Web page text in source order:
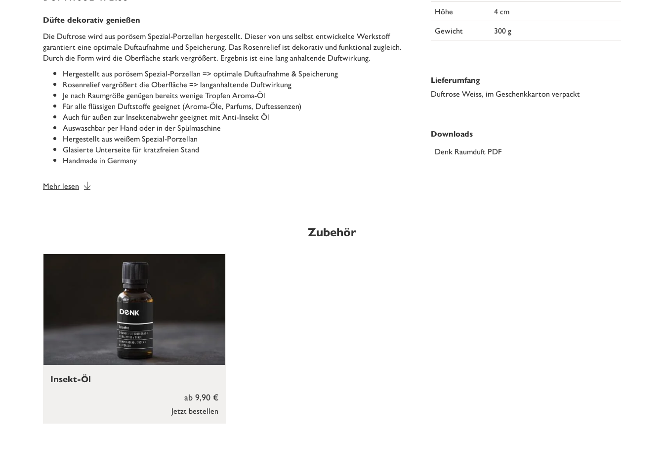
Düfte dekorativ genießen
Die Duftrose wird aus porösem Spezial-Porzellan hergestellt. Dieser von uns selbst entwickelte Werkstoff
garantiert eine optimale Duftaufnahme und Speicherung. Das Rosenrelief ist dekorativ und funktional zugleich.
Durch die Form wird die Oberfläche stark vergrößert. Ergebnis ist eine lang anhaltende Duftwirkung.
Hergestellt aus porösem Spezial-Porzellan => optimale Duftaufnahme & Speicherung
Rosenrelief vergrößert die Oberfläche => langanhaltende Duftwirkung
Je nach Raumgröße genügen bereits wenige Tropfen Aroma-Öl
Für alle flüssigen Duftstoffe geeignet (Aroma-Öle, Parfums, Duftessenzen)
Auch für außen zur Insektenabwehr geeignet mit Anti-Insekt Öl
Auswaschbar per Hand oder in der Spülmaschine
Hergestellt aus weißem Spezial-Porzellan
Glasierte Unterseite für kratzfreien Stand
Handmade in Germany
Mehr lesen
Höhe
4 cm
Gewicht
300 g
Lieferumfang
Duftrose Weiss, im Geschenkkarton verpackt
Downloads
Denk Raumduft PDF
Zubehör
Jetzt bestellen
ab 9,90 €
Insekt-Öl